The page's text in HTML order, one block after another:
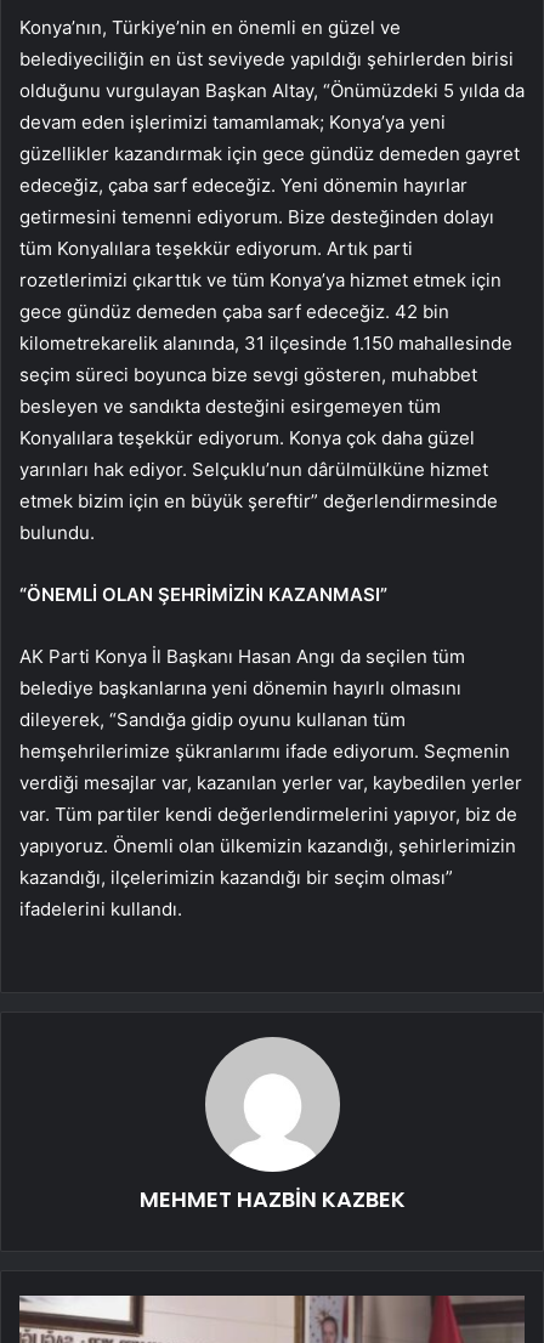
Konya’nın, Türkiye’nin en önemli en güzel ve
belediyeciliğin en üst seviyede yapıldığı şehirlerden birisi
olduğunu vurgulayan Başkan Altay, “Önümüzdeki 5 yılda da
devam eden işlerimizi tamamlamak; Konya’ya yeni
güzellikler kazandırmak için gece gündüz demeden gayret
edeceğiz, çaba sarf edeceğiz. Yeni dönemin hayırlar
getirmesini temenni ediyorum. Bize desteğinden dolayı
tüm Konyalılara teşekkür ediyorum. Artık parti
rozetlerimizi çıkarttık ve tüm Konya’ya hizmet etmek için
gece gündüz demeden çaba sarf edeceğiz. 42 bin
kilometrekarelik alanında, 31 ilçesinde 1.150 mahallesinde
seçim süreci boyunca bize sevgi gösteren, muhabbet
besleyen ve sandıkta desteğini esirgemeyen tüm
Konyalılara teşekkür ediyorum. Konya çok daha güzel
yarınları hak ediyor. Selçuklu’nun dârülmülküne hizmet
etmek bizim için en büyük şereftir” değerlendirmesinde
bulundu.
“ÖNEMLİ OLAN ŞEHRİMİZİN KAZANMASI”
AK Parti Konya İl Başkanı Hasan Angı da seçilen tüm
belediye başkanlarına yeni dönemin hayırlı olmasını
dileyerek, “Sandığa gidip oyunu kullanan tüm
hemşehrilerimize şükranlarımı ifade ediyorum. Seçmenin
verdiği mesajlar var, kazanılan yerler var, kaybedilen yerler
var. Tüm partiler kendi değerlendirmelerini yapıyor, biz de
yapıyoruz. Önemli olan ülkemizin kazandığı, şehirlerimizin
kazandığı, ilçelerimizin kazandığı bir seçim olması”
ifadelerini kullandı.
MEHMET HAZBİN KAZBEK